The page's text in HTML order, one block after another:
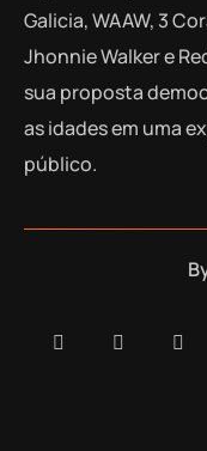
Galicia, WAAW, 3
Jhonnie Walker e
sua proposta
as idades em uma
público.